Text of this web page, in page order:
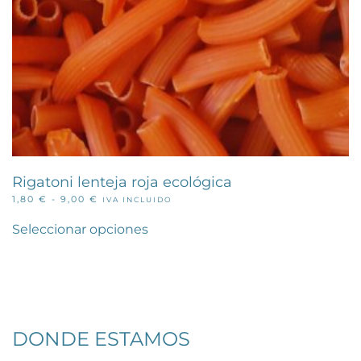
Rigatoni lenteja roja ecológica
1,80 € - 9,00 €
RANGO
PRECIOS:
DESDE
IVA INCLUIDO
Seleccionar opcionesproducto
pueden
elegir
DONDE ESTAMOS